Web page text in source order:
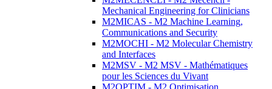
Mechanical Engineering for Clinicians
M2MICAS - M2 Machine Learning,
Communications and Security
M2MOCHI - M2 Molecular Chemistry
and Interfaces
M2MSV - M2 MSV - Mathématiques
pour les Sciences du Vivant
M2OPTIM - M2 Optimisation